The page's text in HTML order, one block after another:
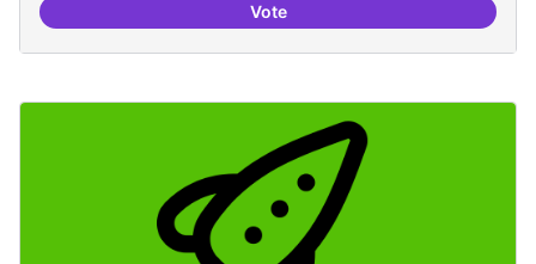
VoteTècniques de seguretat digital